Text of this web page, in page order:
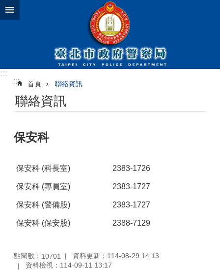
跳到主要內容區塊
:::
:::
首頁 聯絡資訊
聯絡資訊
保安科
保安科 (科長室) 2383-1726
保安科 (專員室) 2383-1727
保安科 (警備股) 2383-1727
保安科 (保安股) 2388-7129
點閱數： 10701
資料更新：114-08-29 14:13
資料檢視：114-09-11 13:17